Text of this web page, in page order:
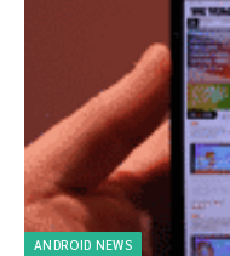
ANDROID NEWS